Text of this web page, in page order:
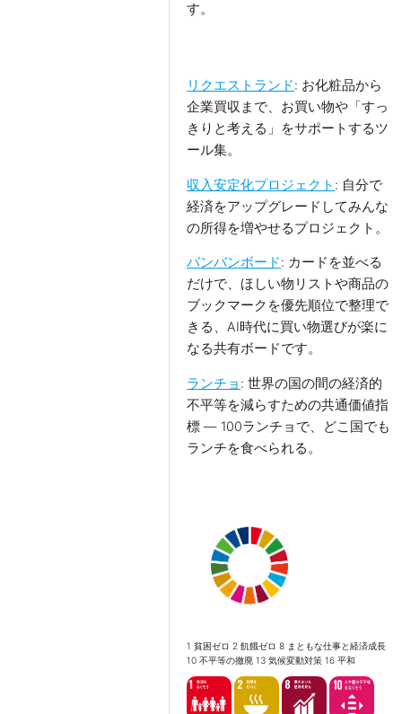
す。
リクエストランド: お化粧品から
企業買収まで、お買い物や「すっ
きりと考える」をサポートするツ
ール集。
収入安定化プロジェクト : 自分で
経済をアップグレードしてみんな
の所得を増やせるプロジェクト。
バンバンボード: カードを並べる
だけで、ほしい物リストや商品の
ブックマークを優先順位で整理で
きる、AI時代に買い物選びが楽に
なる共有ボードです。
ランチョ : 世界の国の間の経済的
不平等を減らすための共通価値指
標 ― 100ランチョで、どこ国でも
ランチを食べられる。
1 貧困ゼロ 2 飢餓ゼロ 8 まともな仕事と経済成長
10 不平等の撤廃 13 気候変動対策 16 平和